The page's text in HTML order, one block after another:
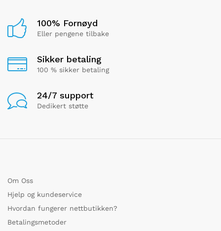
100% Fornøyd
Eller pengene tilbake
Sikker betaling
100 % sikker betaling
24/7 support
Dedikert støtte
Om Oss
Hjelp og kundeservice
Hvordan fungerer nettbutikken?
Betalingsmetoder